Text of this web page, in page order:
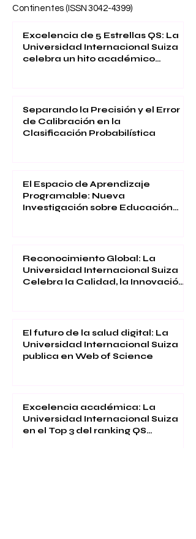
Continentes (ISSN3042-4399)
Excelencia de 5 Estrellas QS: La
Universidad Internacional Suiza
celebra un hito académico
Separando la Precisión y el Error
de Calibración en la
Clasificación Probabilística
El Espacio de Aprendizaje
Programable: Nueva
Investigación sobre Educación
Reconocimiento Global: La
Universidad Internacional Suiza
Celebra la Calidad, la Innovación
El futuro de la salud digital: La
Universidad Internacional Suiza
publica en Web of Science
Excelencia académica: La
Universidad Internacional Suiza
en el Top 3 del ranking QS